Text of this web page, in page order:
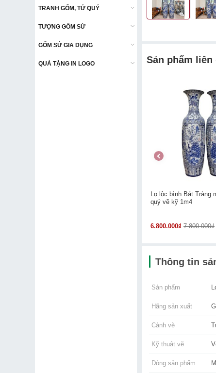
TRANH GỐM, TỨ QUÝ
TƯỢNG GỐM SỨ
GỐM SỨ GIA DỤNG
QUÀ TẶNG IN LOGO
TRANH GỐM, TỨ QUÝ
TƯỢNG GỐM SỨ
GỐM SỨ GIA DỤNG
QUÀ TẶNG IN LOGO Sản phẩm liên
Lọ lộc bình Bát Tràng
quý vẽ kỹ 1m4
6.800.000₫ 7.800.000₫
Thông tin
Sản phẩm
Hãng sản xuất
Cảnh vẽ
Kỹ thuật vẽ
Dòng sản phẩm